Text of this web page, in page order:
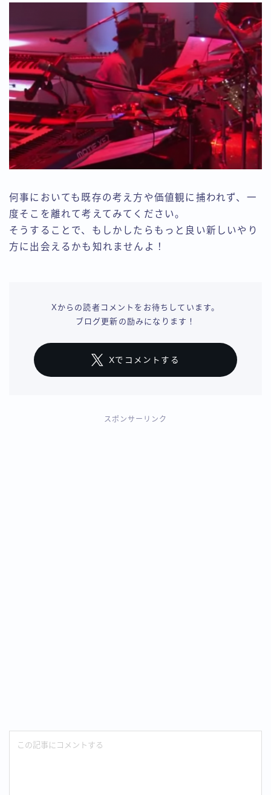
何事においても既存の考え方や価値観に捕われず、一
度そこを離れて考えてみてください。
そうすることで、もしかしたらもっと良い新しいやり
方に出会えるかも知れませんよ！
Xからの読者コメントをお待ちしています。
ブログ更新の励みになります！
Xでコメントする
スポンサーリンク